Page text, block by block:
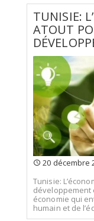
TUNISIE:
ATOUT
20 décembre
Tunisie:
développement
économie qui
humain et de